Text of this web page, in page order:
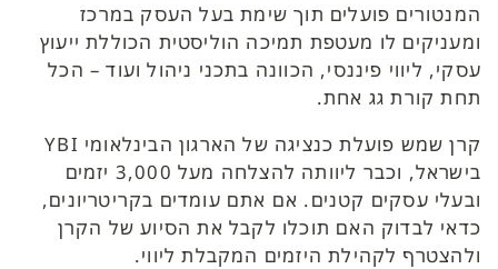
המנטורים פועלים תוך שימת בעל העסק במרכז
ומעניקים לו מעטפת תמיכה הוליסטית הכוללת ייעוץ
עסקי, ליווי פיננסי, הכוונה בתכני ניהול ועוד – הכל
תחת קורת גג אחת.
קרן שמש פועלת כנציגה של הארגון הבינלאומי YBI
בישראל, וכבר ליוותה להצלחה מעל 3,000 יזמים
ובעלי עסקים קטנים. אם אתם עומדים בקריטריונים,
כדאי לבדוק האם תוכלו לקבל את הסיוע של הקרן
ולהצטרף לקהילת היזמים המקבלת ליווי.